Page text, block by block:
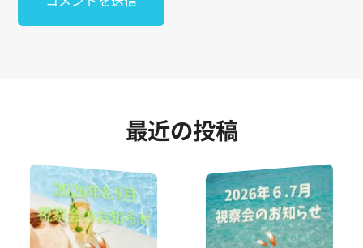
最近の投稿
海況をチェック 海日記を見る